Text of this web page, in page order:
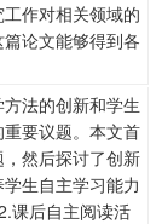
作对相关领域的
论文能够得到各
法的创新和学生
要议题。本文首
然后探讨了创新
生自主学习能力
课后自主阅读活